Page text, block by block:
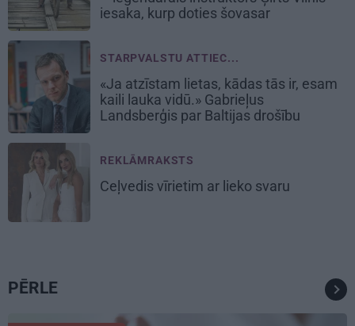
iesaka, kurp doties šovasar
STARPVALSTU ATTIEC...
«Ja atzīstam lietas, kādas tās ir, esam
kaili lauka vidū.» Gabrieļus
Landsberģis par Baltijas drošību
REKLĀMRAKSTS
Ceļvedis vīrietim ar lieko svaru
PĒRLE